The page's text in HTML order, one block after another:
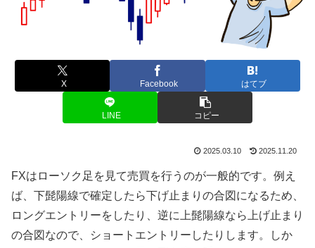
X Facebook はてブ
LINE コピー
2025.03.10 2025.11.20
FXはローソク足を見て売買を行うのが一般的です。例え
ば、下髭陽線で確定したら下げ止まりの合図になるため、
ロングエントリーをしたり、逆に上髭陽線なら上げ止まり
の合図なので、ショートエントリーしたりします。しか